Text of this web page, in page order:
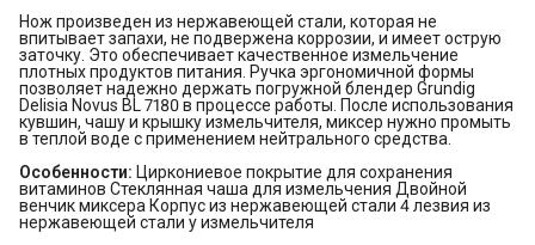
Нож произведен из нержавеющей стали, которая не
впитывает запахи, не подвержена коррозии, и имеет острую
заточку. Это обеспечивает качественное измельчение
плотных продуктов питания. Ручка эргономичной формы
позволяет надежно держать погружной блендер Grundig
Delisia Novus BL 7180 в процессе работы. После использования
кувшин, чашу и крышку измельчителя, миксер нужно промыть
в теплой воде с применением нейтрального средства.
Особенности: Циркониевое покрытие для сохранения
витаминов Стеклянная чаша для измельчения Двойной
венчик миксера Корпус из нержавеющей стали 4 лезвия из
нержавеющей стали у измельчителя